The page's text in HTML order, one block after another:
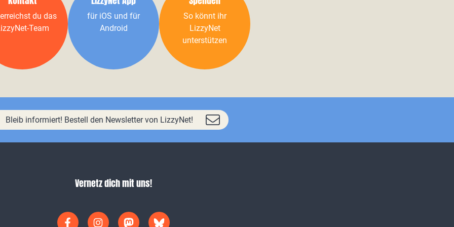
du das
Team
für iOS und für
Android
So könnt ihr
LizzyNet
unterstützen
Bleib informiert! Bestell den Newsletter von LizzyNet!
Vernetz dich mit uns!